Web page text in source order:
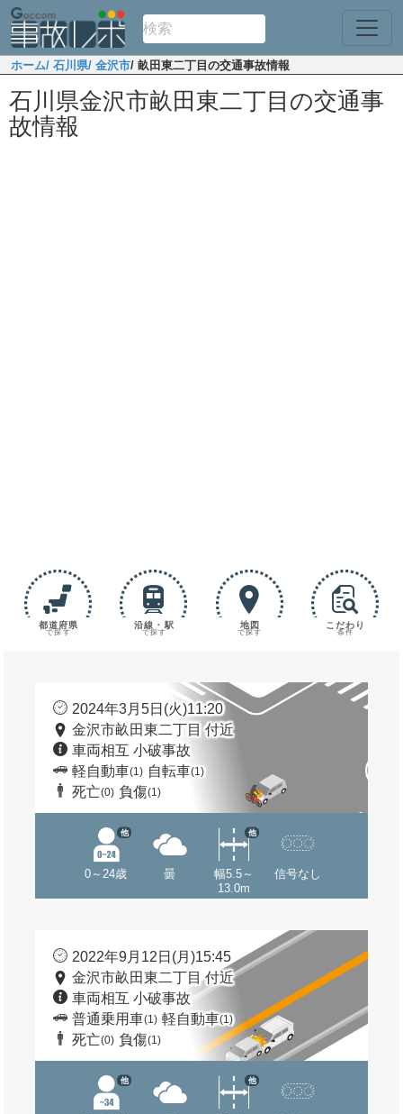
ホーム/ 石川県/ 金沢市/ 畝田東二丁目の交通事故情報
石川県金沢市畝田東二丁目の交通事
故情報
都道府県
で探す
沿線・駅
で探す
地図
で探す
こだわり
条件
2024年3月5日(火)11:20
金沢市畝田東二丁目 付近
車両相互 小破事故
軽自動車(1) 自転車(1)
死亡(0) 負傷(1)
0～24歳
他
曇
幅5.5～
13.0m
他
信号なし
2022年9月12日(月)15:45
金沢市畝田東二丁目 付近
車両相互 小破事故
普通乗用車(1) 軽自動車(1)
死亡(0) 負傷(1)
他 他